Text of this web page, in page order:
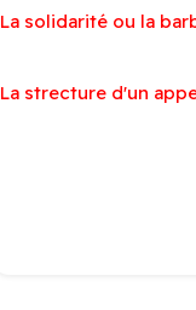
La solidarité ou la
La strecture d'un